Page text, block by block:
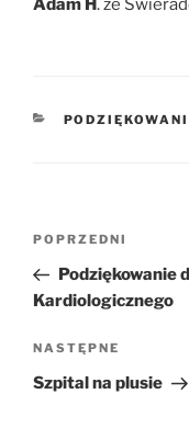
Adam H. ze
KATEGORIE
wpisu
Poprzedni
wpis
POPRZEDNI
Podziękowanie
Kardiologicznego
Następny
wpis
NASTĘPNE
Szpital na plusie